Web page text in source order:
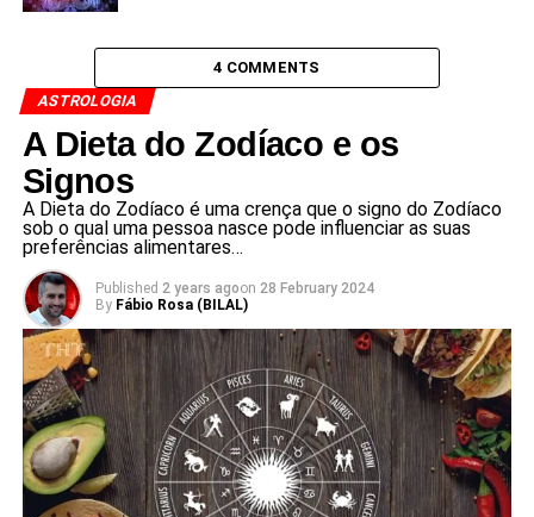
4 COMMENTS
ASTROLOGIA
A Dieta do Zodíaco e os
Signos
A Dieta do Zodíaco é uma crença que o signo do Zodíaco
sob o qual uma pessoa nasce pode influenciar as suas
preferências alimentares…
Published 2 years agoon 28 February 2024
By Fábio Rosa (BILAL)